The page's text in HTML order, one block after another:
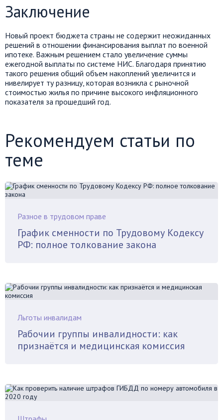
Заключение
Новый проект бюджета страны не содержит неожиданных
решений в отношении финансирования выплат по военной
ипотеке. Важным решением стало увеличение суммы
ежегодной выплаты по системе НИС. Благодаря принятию
такого решения общий объем накоплений увеличится и
нивелирует ту разницу, которая возникла с рыночной
стоимостью жилья по причине высокого инфляционного
показателя за прошедший год.
Рекомендуем статьи по
теме
Разное в трудовом праве
График сменности по Трудовому Кодексу
РФ: полное толкование закона
Льготы инвалидам
Рабочии группы инвалидности: как
признаётся и медицинская комиссия